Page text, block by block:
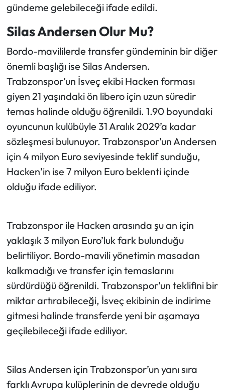
gündeme gelebileceği ifade edildi.
Silas Andersen Olur Mu?
Bordo-mavililerde transfer gündeminin bir diğer
önemli başlığı ise Silas Andersen.
Trabzonspor’un İsveç ekibi Hacken forması
giyen 21 yaşındaki ön libero için uzun süredir
temas halinde olduğu öğrenildi. 1.90 boyundaki
oyuncunun kulübüyle 31 Aralık 2029’a kadar
sözleşmesi bulunuyor. Trabzonspor’un Andersen
için 4 milyon Euro seviyesinde teklif sunduğu,
Hacken’in ise 7 milyon Euro beklenti içinde
olduğu ifade ediliyor.
Trabzonspor ile Hacken arasında şu an için
yaklaşık 3 milyon Euro’luk fark bulunduğu
belirtiliyor. Bordo-mavili yönetimin masadan
kalkmadığı ve transfer için temaslarını
sürdürdüğü öğrenildi. Trabzonspor’un teklifini bir
miktar artırabileceği, İsveç ekibinin de indirime
gitmesi halinde transferde yeni bir aşamaya
geçilebileceği ifade ediliyor.
Silas Andersen için Trabzonspor’un yanı sıra
farklı Avrupa kulüplerinin de devrede olduğu